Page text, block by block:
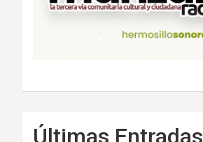
Últimas Entradas